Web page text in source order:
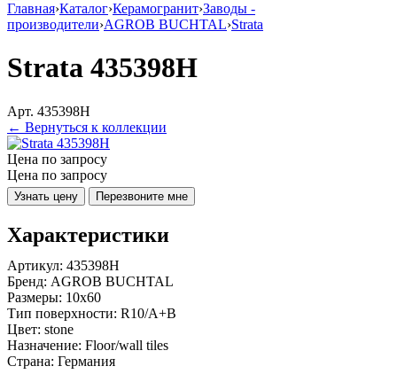
Главная›Каталог›Керамогранит›Заводы -
производители›AGROB BUCHTAL›Strata
Strata 435398H
Арт. 435398H
← Вернуться к коллекции
Цена по запросу
Цена по запросу
Узнать цену Перезвоните мне
Характеристики
Артикул: 435398H
Бренд: AGROB BUCHTAL
Размеры: 10x60
Тип поверхности: R10/A+B
Цвет: stone
Назначение: Floor/wall tiles
Страна: Германия